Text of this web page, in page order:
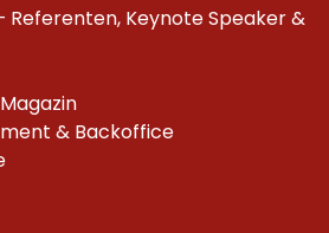
Referenten, Keynote Speaker &
& Backoffice